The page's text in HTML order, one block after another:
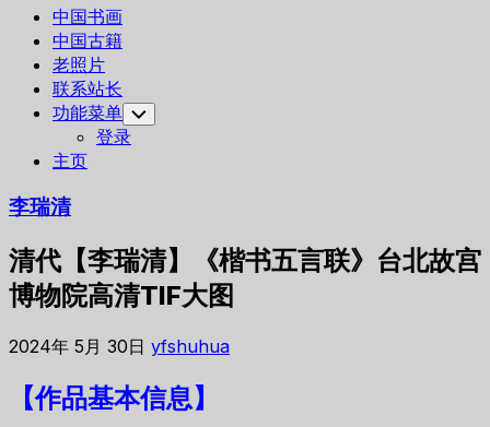
中国书画
中国古籍
老照片
联系站长
功能菜单 Toggle
Child
Menu
登录
主页
李瑞清
清代【李瑞清】《楷书五言联》台北故宫
博物院高清TIF大图
2024年 5月 30日 yfshuhua
【作品基本信息】